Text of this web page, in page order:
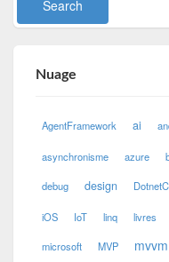
Nuage
AgentFramework ai
asynchronisme azure
debug design
iOS IoT linq livres
microsoft MVP mvvm